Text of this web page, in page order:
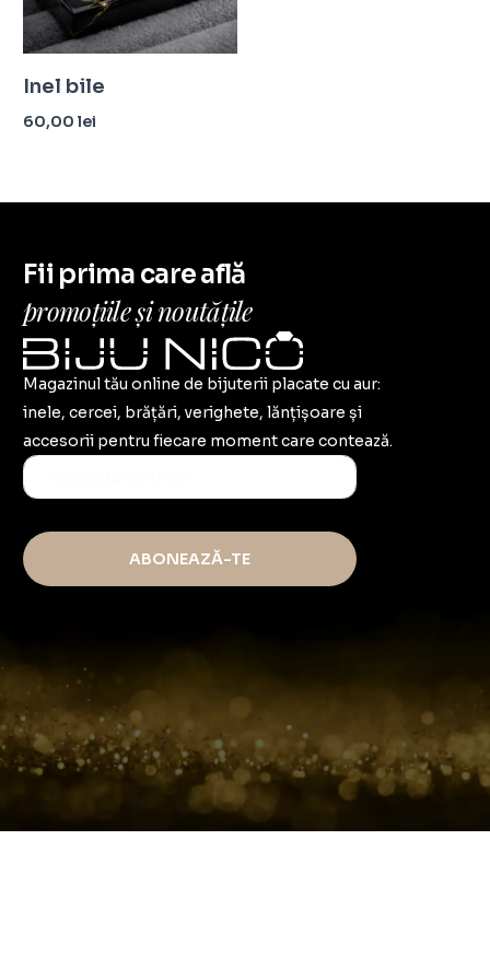
Inel bile
60,00lei
Fii prima care află
promoțiile și noutățile
Magazinul tău online de bijuterii placate cu aur:
inele, cercei, brățări, verighete, lănțișoare și
accesorii pentru fiecare moment care contează.
ABONEAZĂ-TE